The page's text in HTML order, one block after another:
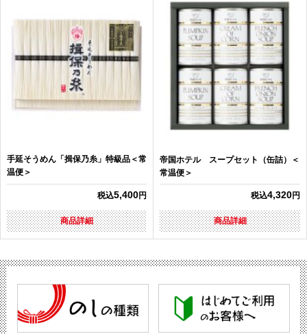
手延そうめん「揖保乃糸」特級品＜常
温便＞
税込5,400円
商品詳細
帝国ホテル スープセット（缶詰）＜
常温便＞
税込4,320円
商品詳細